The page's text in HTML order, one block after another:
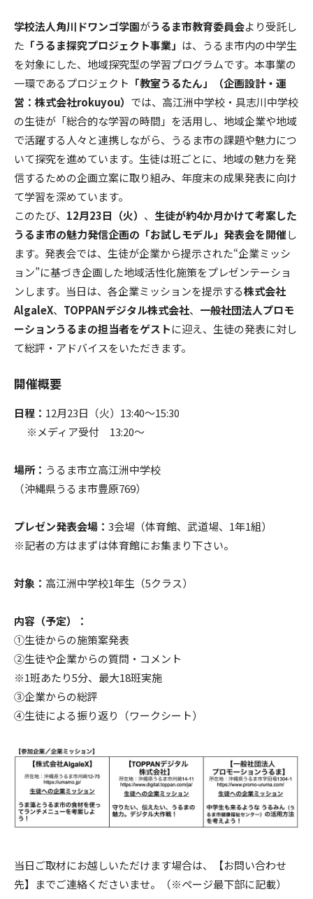
学校法人角川ドワンゴ学園がうるま市教育委員会より受託し
た 「うるま探究プロジェクト事業」 は、うるま市内の中学生
を対象にした、地域探究型の学習プログラムです。本事業の
一環であるプロジェクト 「教室うるたん」（企画設計・運
営：株式会社rokuyou） では、高江洲中学校・具志川中学校
の生徒が「総合的な学習の時間」を活用し、地域企業や地域
で活躍する人々と連携しながら、うるま市の課題や魅力につ
いて探究を進めています。生徒は班ごとに、地域の魅力を発
信するための企画立案に取り組み、年度末の成果発表に向け
て学習を深めています。
このたび、 12月23日（火） 、 生徒が約4か月かけて考案した
うるま市の魅力発信企画の「お試しモデル」発表会を開催し
ます。発表会では、生徒が企業から提示された“企業ミッシ
ョン”に基づき企画した地域活性化施策をプレゼンテーショ
ンします。当日は、各企業ミッションを提示する株式会社
AlgaleX、 TOPPANデジタル株式会社、 一般社団法人プロモ
ーションうるまの担当者をゲストに迎え、生徒の発表に対し
て総評・アドバイスをいただきます。
開催概要
日程： 12月23日（火）13:40〜15:30
※メディア受付 13:20～
場所： うるま市立高江洲中学校
（沖縄県うるま市豊原769）
プレゼン発表会場： 3会場（体育館、武道場、1年1組）
※記者の方はまずは体育館にお集まり下さい。
対象： 高江洲中学校1年生（5クラス）
内容（予定）：
①生徒からの施策案発表
②生徒や企業からの質問・コメント
※1班あたり5分、最大18班実施
③企業からの総評
④生徒による振り返り（ワークシート）
当日ご取材にお越しいただけます場合は、【お問い合わせ
先】までご連絡くださいませ。（※ページ最下部に記載）